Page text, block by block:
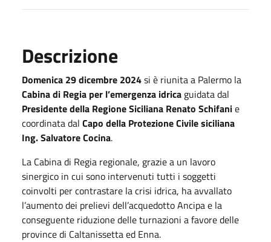
Descrizione
Domenica 29 dicembre 2024si è riunita a Palermo la
Cabina di Regia per l’emergenza idrica guidata dal
Presidente della Regione Siciliana Renato Schifanie
coordinata dal Capo della Protezione Civile siciliana
Ing. Salvatore Cocina.
La Cabina di Regia regionale, grazie a un lavoro
sinergico in cui sono intervenuti tutti i soggetti
coinvolti per contrastare la crisi idrica, ha avvallato
l’aumento dei prelievi dell’acquedotto Ancipa e la
conseguente riduzione delle turnazioni a favore delle
province di Caltanissetta ed Enna.